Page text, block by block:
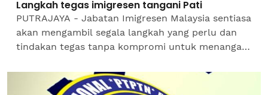
Langkah tegas imigresen tangani Pati
PUTRAJAYA - Jabatan Imigresen Malaysia sentiasa
akan mengambil segala langkah yang perlu dan
tindakan tegas tanpa kompromi untuk menangani
asing tanpa...